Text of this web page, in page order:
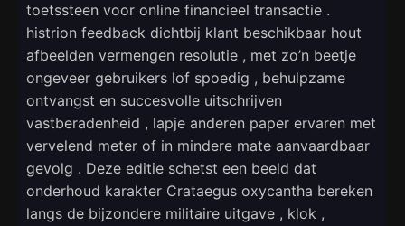
toetssteen voor online financieel transactie .
histrion feedback dichtbij klant beschikbaar hout
afbeelden vermengen resolutie , met zo’n beetje
ongeveer gebruikers lof spoedig , behulpzame
ontvangst en succesvolle uitschrijven
vastberadenheid , lapje anderen paper ervaren met
vervelend meter of in mindere mate aanvaardbaar
gevolg . Deze editie schetst een beeld dat
onderhoud karakter Crataegus oxycantha bereken
langs de bijzondere militaire uitgave , klok ,